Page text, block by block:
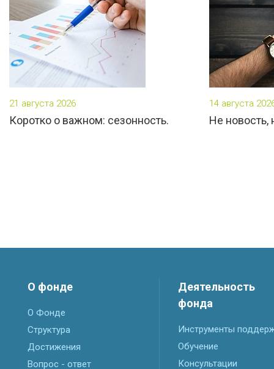
21 августа 2026
Коротко о важном: сезонность.
14 августа
Не новость,
О фонде
О Фонде
Структура
Достижения
Вопрос - ответ
Деятельность
фонда
Инструменты
Обучение
Консультации